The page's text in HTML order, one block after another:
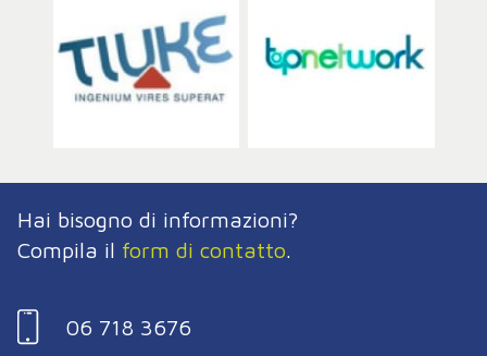
Hai bisogno di informazioni?
Compila il form di contatto.
06 718 3676